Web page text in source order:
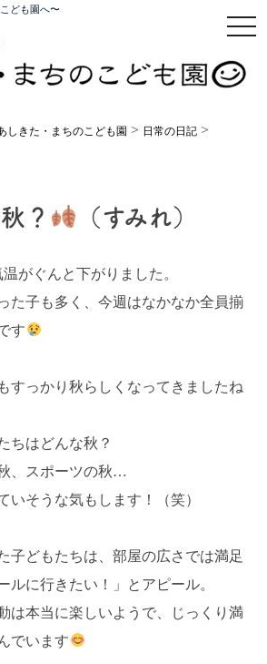
ども園へ〜
しきた・まちのこども園 > 日常の日記 >
？ （すみれ）
がぐんと下がりました。
た子も多く、今週はなかなか全員揃
す
すっかり秋らしくなってきましたね
ちはどんな秋？
、スポーツの秋…
いそうな気もします！（笑）
子どもたちは、部屋の広さでは満足
ルに行きたい！」とアピール。
は本当に楽しいようで、じっくり満
でいます